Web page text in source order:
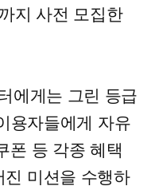
지 사전 모집한
에게는 그린 등급
용자들에게 자유
폰 등 각종 혜택
미션을 수행하